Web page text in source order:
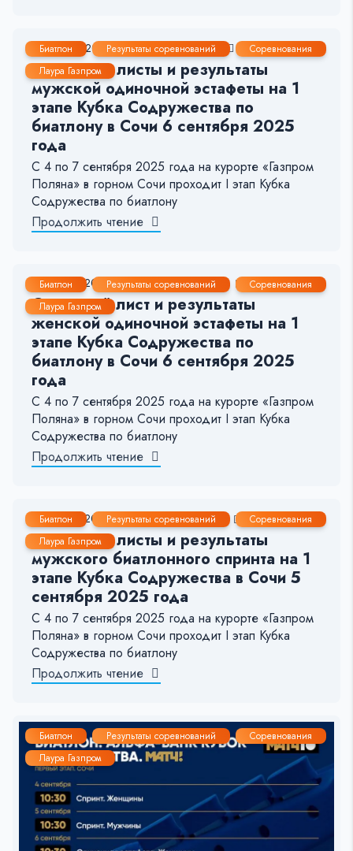
Биатлон Результаты соревнований
Соревнования
Лаура Газпром
6 Сен, 2025 < 1 мин. 71
Стартовые листы и результаты
мужской одиночной эстафеты на 1
этапе Кубка Содружества по
биатлону в Сочи 6 сентября 2025
года
С 4 по 7 сентября 2025 года на курорте «Газпром
Поляна» в горном Сочи проходит I этап Кубка
Содружества по биатлону
Продолжить чтение
Биатлон Результаты соревнований
Соревнования
Лаура Газпром
5 Сен, 2025 < 1 мин. 261 11
Стартовый лист и результаты
женской одиночной эстафеты на 1
этапе Кубка Содружества по
биатлону в Сочи 6 сентября 2025
года
С 4 по 7 сентября 2025 года на курорте «Газпром
Поляна» в горном Сочи проходит I этап Кубка
Содружества по биатлону
Продолжить чтение
Биатлон Результаты соревнований
Соревнования
Лаура Газпром
4 Сен, 2025 < 1 мин. 174 1
Стартовые листы и результаты
мужского биатлонного спринта на 1
этапе Кубка Содружества в Сочи 5
сентября 2025 года
С 4 по 7 сентября 2025 года на курорте «Газпром
Поляна» в горном Сочи проходит I этап Кубка
Содружества по биатлону
Продолжить чтение
Биатлон Результаты соревнований
Соревнования
Лаура Газпром